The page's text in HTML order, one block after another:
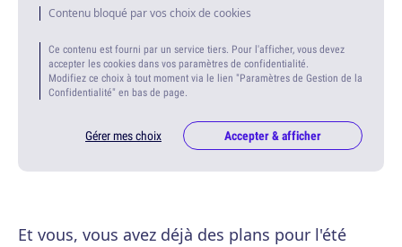
Contenu bloqué par vos choix de cookies
Ce contenu est fourni par un service tiers. Pour l'afficher, vous devez
accepter les cookies dans vos paramètres de confidentialité.
Modifiez ce choix à tout moment via le lien "Paramètres de Gestion de la
Confidentialité" en bas de page.
Gérer mes choix Accepter & afficher
Et vous, vous avez déjà des plans pour l'été